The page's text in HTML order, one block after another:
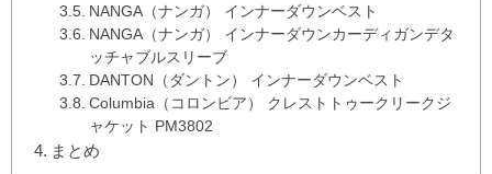
NANGA（ナンガ） インナーダウンベスト
NANGA（ナンガ） インナーダウンカーディガンデタ
ッチャブルスリーブ
DANTON（ダントン） インナーダウンベスト
Columbia（コロンビア） クレストトゥークリークジ
ャケット PM3802
まとめ